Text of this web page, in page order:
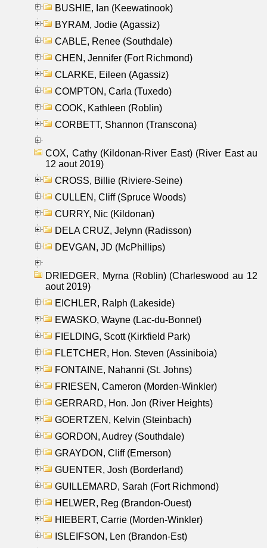
BUSHIE, Ian (Keewatinook)
BYRAM, Jodie (Agassiz)
CABLE, Renee (Southdale)
CHEN, Jennifer (Fort Richmond)
CLARKE, Eileen (Agassiz)
COMPTON, Carla (Tuxedo)
COOK, Kathleen (Roblin)
CORBETT, Shannon (Transcona)
COX, Cathy (Kildonan-River East) (River East au
12 aout 2019)
CROSS, Billie (Riviere-Seine)
CULLEN, Cliff (Spruce Woods)
CURRY, Nic (Kildonan)
DELA CRUZ, Jelynn (Radisson)
DEVGAN, JD (McPhillips)
DRIEDGER, Myrna (Roblin) (Charleswood au 12
aout 2019)
EICHLER, Ralph (Lakeside)
EWASKO, Wayne (Lac-du-Bonnet)
FIELDING, Scott (Kirkfield Park)
FLETCHER, Hon. Steven (Assiniboia)
FONTAINE, Nahanni (St. Johns)
FRIESEN, Cameron (Morden-Winkler)
GERRARD, Hon. Jon (River Heights)
GOERTZEN, Kelvin (Steinbach)
GORDON, Audrey (Southdale)
GRAYDON, Cliff (Emerson)
GUENTER, Josh (Borderland)
GUILLEMARD, Sarah (Fort Richmond)
HELWER, Reg (Brandon-Ouest)
HIEBERT, Carrie (Morden-Winkler)
ISLEIFSON, Len (Brandon-Est)